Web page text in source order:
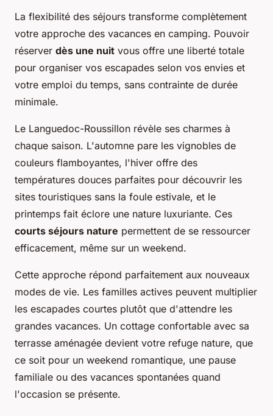
La flexibilité des séjours transforme complètement
votre approche des vacances en camping. Pouvoir
réserver dès une nuit vous offre une liberté totale
pour organiser vos escapades selon vos envies et
votre emploi du temps, sans contrainte de durée
minimale.
Le Languedoc-Roussillon révèle ses charmes à
chaque saison. L'automne pare les vignobles de
couleurs flamboyantes, l'hiver offre des
températures douces parfaites pour découvrir les
sites touristiques sans la foule estivale, et le
printemps fait éclore une nature luxuriante. Ces
courts séjours nature permettent de se ressourcer
efficacement, même sur un weekend.
Cette approche répond parfaitement aux nouveaux
modes de vie. Les familles actives peuvent multiplier
les escapades courtes plutôt que d'attendre les
grandes vacances. Un cottage confortable avec sa
terrasse aménagée devient votre refuge nature, que
ce soit pour un weekend romantique, une pause
familiale ou des vacances spontanées quand
l'occasion se présente.